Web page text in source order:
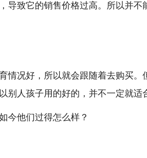
致它的销售价格过高。所以并不
情况好，所以就会跟随着去购买
人孩子用的好的，并不一定就适